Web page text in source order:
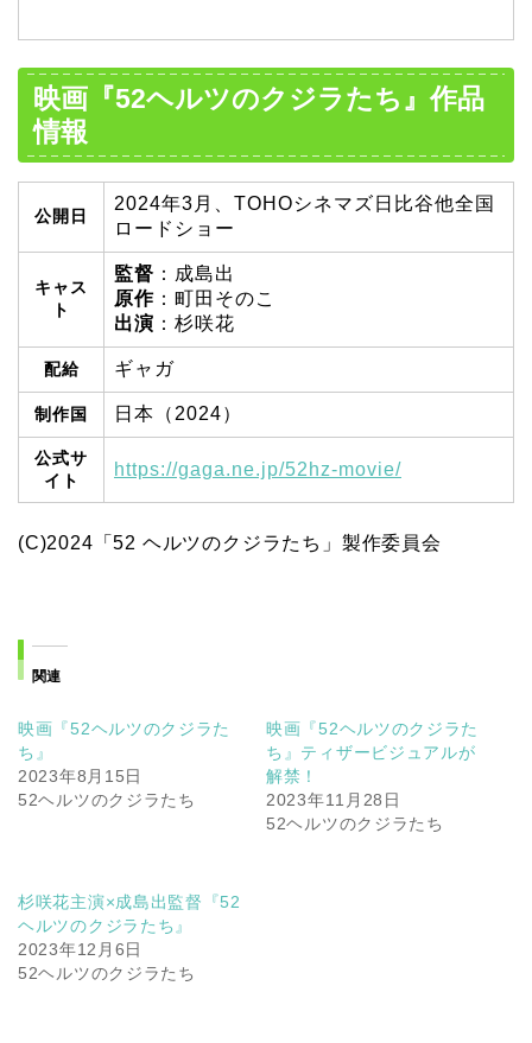
映画『52ヘルツのクジラたち』作品
情報
公開日
2024年3月、TOHOシネマズ日比谷他全国
ロードショー
キャス
ト
監督 ：成島出
原作 ：町田そのこ
出演 ：杉咲花
配給 ギャガ
制作国 日本（2024）
公式サ
イト
https://gaga.ne.jp/52hz-movie/
(C)2024「52 ヘルツのクジラたち」製作委員会
関連
映画『52ヘルツのクジラた
ち』
2023年8月15日
52ヘルツのクジラたち
映画『52ヘルツのクジラた
ち』ティザービジュアルが
解禁！
2023年11月28日
52ヘルツのクジラたち
杉咲花主演×成島出監督『52
ヘルツのクジラたち』
2023年12月6日
52ヘルツのクジラたち